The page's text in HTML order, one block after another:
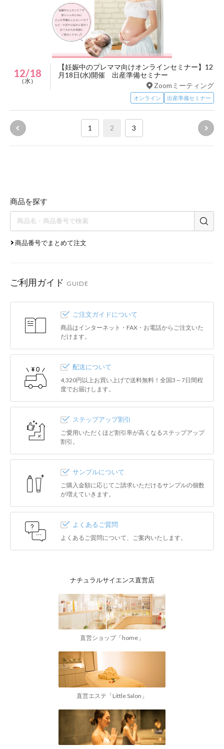
12/18
（水）
【妊娠中のプレママ向けオンラインセミナー】12
月18日(水)開催 出産準備セミナー
Zoomミーティング
オンライン 出産準備セミナー
1 2 3
商品を探す
商品番号でまとめて注文
ご利用ガイド GUIDE
ご注文ガイドについて
商品はインターネット・FAX・お電話からご注文いた
だけます。
配送について
4,320円以上お買い上げで送料無料！全国3～7日間程
度でお届けします。
ステップアップ割引
ご愛用いただくほど割引率が高くなるステップアップ
割引。
サンプルについて
ご購入金額に応じてご請求いただけるサンプルの個数
が増えていきます。
よくあるご質問
よくあるご質問について、ご案内いたします。
ナチュラルサイエンス直営店
直営ショップ「home」
直営エステ「Little Salon」